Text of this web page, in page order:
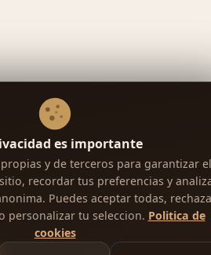
es importante
y de terceros para garantizar el
recordar tus preferencias y
Puedes aceptar todas,
personalizar tu seleccion. Politica de
cookies